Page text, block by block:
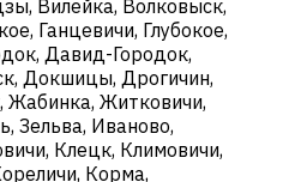
Вилейка, Волковыск,
Ганцевичи, Глубокое,
Давид-Городок,
Докшицы, Дрогичин,
Жабинка, Житковичи,
Зельва, Иваново,
Клецк, Климовичи,
Корма,